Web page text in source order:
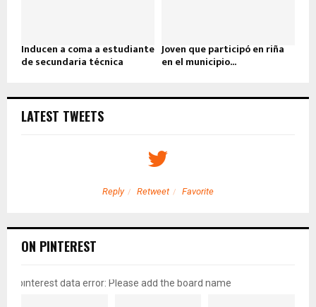
Inducen a coma a estudiante
de secundaria técnica
Joven que participó en riña
en el municipio...
LATEST TWEETS
Reply Retweet Favorite
ON PINTEREST
pinterest data error: Please add the board name